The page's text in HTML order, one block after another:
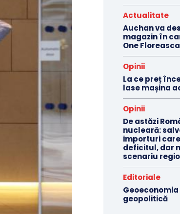
Actualitate
Auchan va
magazin în
One
Opinii
La ce preț
lase mașina
Opinii
De astăzi
nucleară:
importuri
deficitul, dar
scenariu
Editoriale
geopolitică